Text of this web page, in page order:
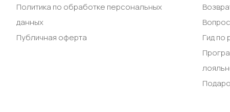
Политика по обработке персональных
данных
Публичная оферта
Гид по